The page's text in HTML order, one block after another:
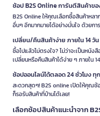
ช้อป B2S Online การันตีสินค้าขอ
B2S Online ให้คุณเลือกซื้อสินค้าหลา
อื่นๆ อีกมากมายได้อย่างมั่นใจ ด้วยก
เปลี่ยน/คืนสินค้าง่าย ภายใน 14 วัน
ซื้อไปแล้วไม่ตรงใจ? ไม่ว่าจะเป็นห
เปลี่ยนหรือคืนสินค้าได้ง่าย ๆ ภายใน
ช้อปออนไลน์ได้ตลอด 24 ชั่วโมง ทุ
สะดวกสุดๆ! B2S online เปิดให้คุณ
ก็รอรับสินค้าที่บ้านได้เลย!
เลือกช้อปสินค้าแนะนำจาก